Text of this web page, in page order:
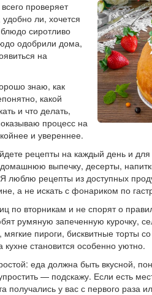
проверяет
ли, хочется
сиротливо
одобрили дома,
на
знаю, как
какой
и что делать,
процесс на
и увереннее.
рецепты на каждый день и
выпечку, десерты,
люблю рецепты из доступных
а не искать с фонариком по
по вторникам и не спорят о
румяную запеченную курочку,
мягкие пироги, бисквитные торты
становится особенно уютно.
еда должна быть вкусной,
— подскажу. Если есть
у вас с первого раза